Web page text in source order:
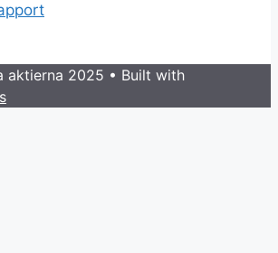
aktierna 2025 • Built with